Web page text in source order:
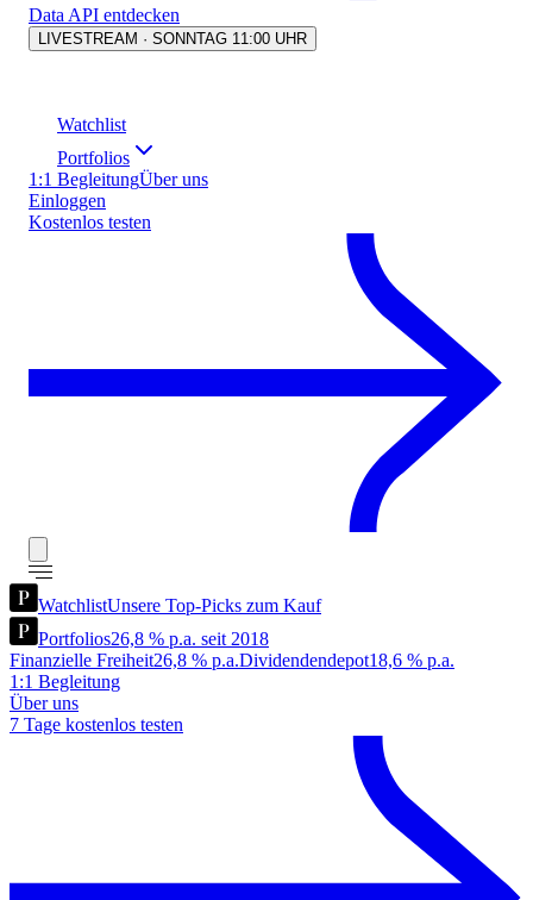
Data API entdecken
LIVESTREAM · SONNTAG 11:00 UHR
Watchlist
Portfolios
1:1 BegleitungÜber uns
Einloggen
Kostenlos testen
WatchlistUnsere Top-Picks zum Kauf
Portfolios26,8 % p.a. seit 2018
Finanzielle Freiheit26,8 % p.a.Dividendendepot18,6 % p.a.
1:1 Begleitung
Über uns
7 Tage kostenlos testen